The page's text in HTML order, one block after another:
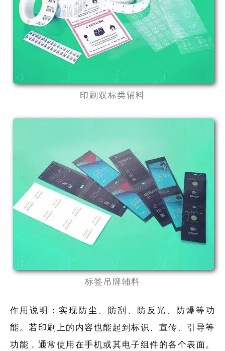
印刷双标类辅料
标签吊牌辅料
作用说明：实现防尘、防刮、防反光、防爆等功
能。若印刷上的内容也能起到标识、宣传、引导等
功能，通常使用在手机或其电子组件的各个表面。